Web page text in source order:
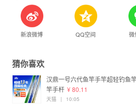
新浪微博 QQ空间 微
猜你喜欢
汉鼎一号六代鱼竿手竿超轻钓鱼
竿手杆 ¥ 80.11
天猫 | 10:05